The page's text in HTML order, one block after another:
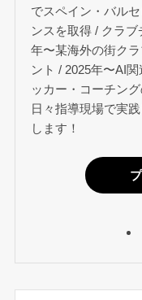
でスペイン・バル
ンスを取得 / クラ
年〜某海外の街ク
ント / 2025年〜AI
ッカー・コーチング
日々指導現場で実
します！